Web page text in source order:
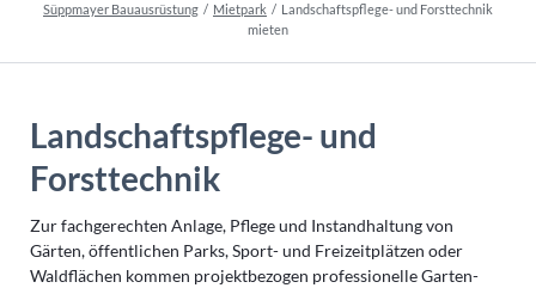
Süppmayer Bauausrüstung Mietpark
Landschaftspflege- und Forsttechnik
mieten
Landschaftspflege- und
Forsttechnik
Zur fachgerechten Anlage, Pflege und Instandhaltung von
Gärten, öffentlichen Parks, Sport- und Freizeitplätzen oder
Waldflächen kommen projektbezogen professionelle Garten-